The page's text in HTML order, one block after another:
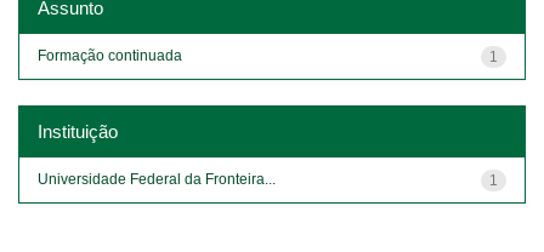
Assunto
1
Formação continuada
Instituição
1
Universidade Federal da Fronteira...